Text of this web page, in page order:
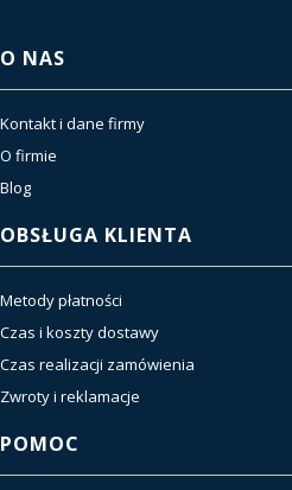
Linki w stopce
O NAS
Kontakt i dane firmy
O firmie
Blog
OBSŁUGA KLIENTA
Metody płatności
Czas i koszty dostawy
Czas realizacji zamówienia
Zwroty i reklamacje
POMOC